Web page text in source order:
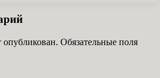
опубликован. Обязательные поля